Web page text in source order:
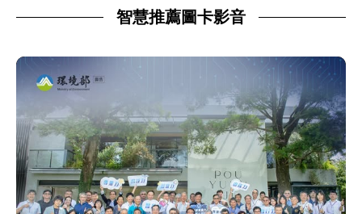
智慧推薦圖卡影音